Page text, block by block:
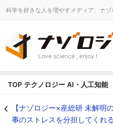
科学を好きな人を増やすメディア、ナゾ
Love science , enjoy !
TOP テクノロジー AI・人工知能
【ナゾロジー×産総研 未解明
事のストレスを分担してくれ